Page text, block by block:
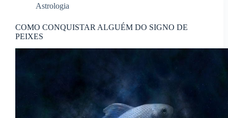
Astrologia
COMO CONQUISTAR ALGUÉM DO SIGNO DE
PEIXES